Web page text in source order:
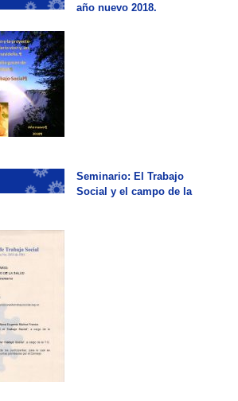
año nuevo 2018.
Seminario: El Trabajo
Social y el campo de la